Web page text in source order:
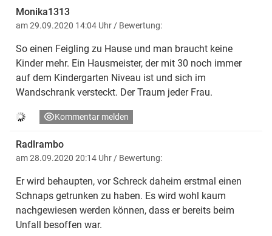
Monika1313
am 29.09.2020 14:04 Uhr/ Bewertung:
So einen Feigling zu Hause und man braucht keine
Kinder mehr. Ein Hausmeister, der mit 30 noch immer
auf dem Kindergarten Niveau ist und sich im
Wandschrank versteckt. Der Traum jeder Frau.
Kommentar melden
Radlrambo
am 28.09.2020 20:14 Uhr/ Bewertung:
Er wird behaupten, vor Schreck daheim erstmal einen
Schnaps getrunken zu haben. Es wird wohl kaum
nachgewiesen werden können, dass er bereits beim
Unfall besoffen war.